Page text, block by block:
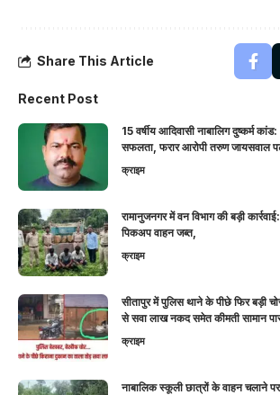
Share This Article
Recent Post
15 वर्षीय आदिवासी नाबालिग दुष्कर्म
सफलता, फरार आरोपी तरुण जायसवाल
क्राइम
रामानुजनगर में वन विभाग की बड़ी
पिकअप वाहन जब्त,
क्राइम
सीतापुर में पुलिस थाने के पीछे फिर बड़ी
से सवा लाख नकद समेत कीमती सामान
क्राइम
नाबालिक स्कूली छात्रों के वाहन चलाने